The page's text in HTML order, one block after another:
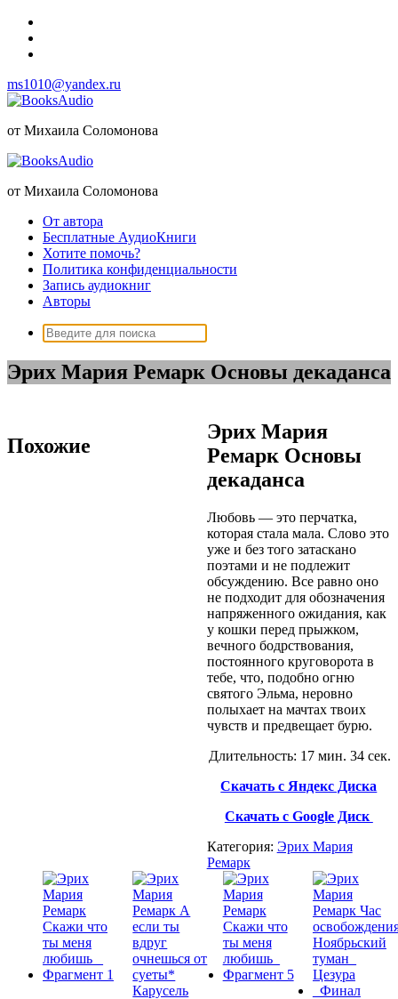
Перейти
содержимому
ms1010@yandex.ru
от Михаила Соломонова
от Михаила Соломонова
От автора
Бесплатные АудиоКниги
Хотите помочь?
Политика конфиденциальности
Запись аудиокниг
Авторы
Поиск:
Эрих Мария Ремарк Основы декаданса
Эрих Мария
Ремарк Основы
декаданса
Любовь — это перчатка,
которая стала мала. Слово это
уже и без того затаскано
поэтами и не подлежит
обсуждению. Все равно оно
не подходит для обозначения
напряженного ожидания, как
у кошки перед прыжком,
вечного бодрствования,
постоянного круговорота в
тебе, что, подобно огню
святого Эльма, неровно
полыхает на мачтах твоих
чувств и предвещает бурю.
Длительность: 17 мин. 34 сек.
Скачать с Яндекс Диска
Скачать с Google Диск
Категория: Эрих Мария
Ремарк
Похожие